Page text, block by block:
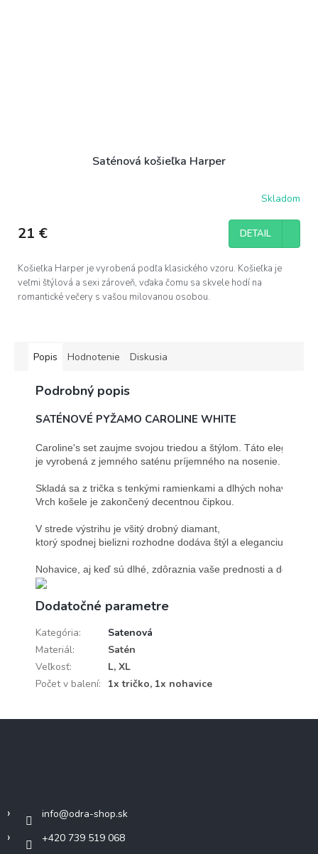
Saténová košieľka Harper
Skladom
21 € DETAIL
Košieľka Harper je vyrobená podľa klasického vzoru. Košieľka je
veľmi štýlová a sexi zároveň, vďaka čomu sa skvele hodí na
romantické večery s vašou milovanou osobou.
Popis Hodnotenie Diskusia
Podrobný popis
SATÉNOVÉ PYŽAMO CAROLINE WHITE
Caroline's set zaujme svojou triedou a štýlom. Táto elegantná
je vyrobená z jemného saténu príjemného na nosenie.
Skladá sa z trička s tenkými ramienkami a dlhých nohavíc.
Vrch košele je zakončený decentnou čipkou.
V strede výstrihu je všitý drobný diamant,
ktorý spodnej bielizni rozhodne dodáva štýl a eleganciu.
Nohavice, aj keď sú dlhé, zdôraznia vaše prednosti a dodajú
Dodatočné parametre
Kategória:
Satenová
Materiál:
Satén
Veľkosť:
L, XL
Počet v balení: 1x tričko, 1x nohavice
info@odra-shop.sk
+420 739 519 068